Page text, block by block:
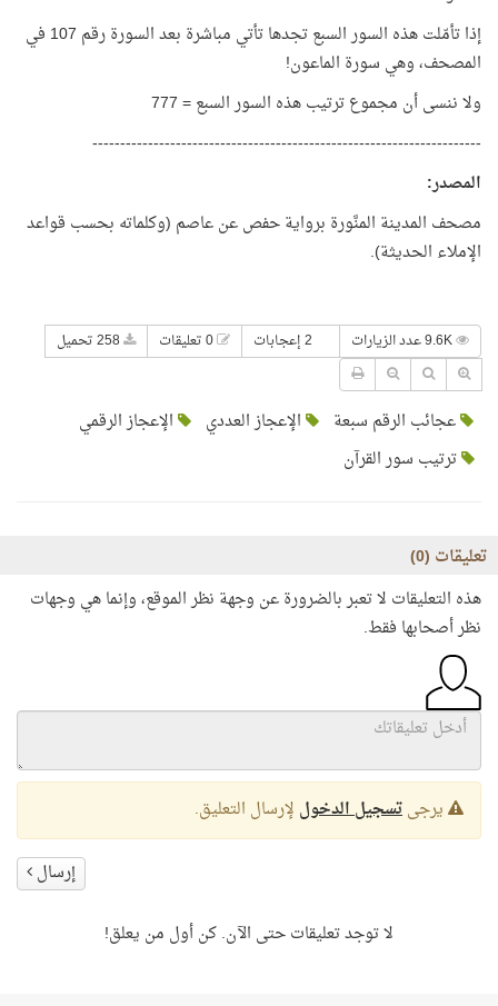
إذا تأمّلت هذه السور السبع تجدها تأتي مباشرة بعد السورة رقم 107 في
المصحف، وهي سورة الماعون!
ولا ننسى أن مجموع ترتيب هذه السور السبع = 777
----------------------------------------------------------------------
المصدر:
مصحف المدينة المنَّورة برواية حفص عن عاصم (وكلماته بحسب قواعد
الإملاء الحديثة).
2 إعجابات
عجائب الرقم سبعة الإعجاز العددي
الإعجاز الرقمي
ترتيب سور القرآن
تعليقات (0
)
هذه التعليقات لا تعبر بالضرورة عن وجهة نظر الموقع، وإنما هي وجهات
نظر أصحابها فقط.
يرجىتسجيل الدخول لإرسال التعليق.
إرسال
لا توجد تعليقات حتى الآن. كن أول من يعلق!